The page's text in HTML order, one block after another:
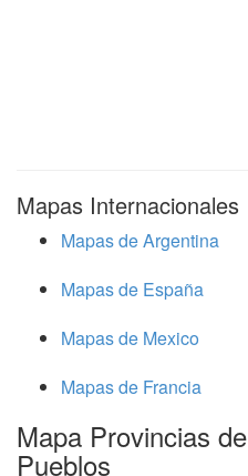
Mapas Internacionales
Mapas de Argentina
Mapas de España
Mapas de Mexico
Mapas de Francia
Mapa Provincias
Pueblos